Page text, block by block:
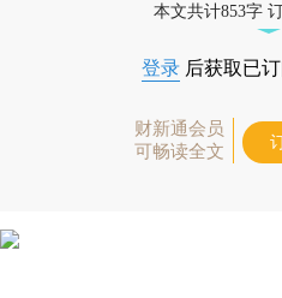
本文共计853字
登录 后获取已
财新通会员
可畅读全文